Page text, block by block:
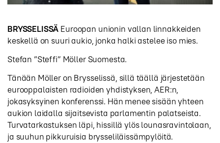
BRYSSELISSÄ Euroopan unionin vallan linnakkeiden
keskellä on suuri aukio, jonka halki astelee iso mies.
Stefan ”Steffi” Möller Suomesta.
Tänään Möller on Brysselissä, sillä täällä järjestetään
eurooppalaisten radioiden yhdistyksen, AER:n,
jokasyksyinen konferenssi. Hän menee sisään yhteen
aukion laidalla sijaitsevista parlamentin palatseista.
Turvatarkastuksen läpi, hissillä ylös lounasravintolaan,
ja suuhun pikkuruisia brysseliläissämpylöitä.